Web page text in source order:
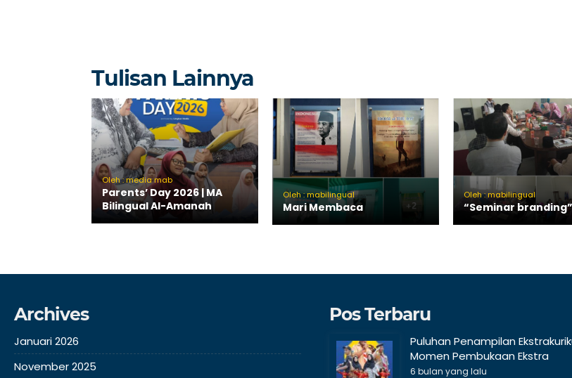
Tulisan Lainnya
Oleh : media mab
Parents’ Day 2026 | MA
Bilingual Al-Amanah
Oleh : mabilingual
Mari Membaca
Oleh : mabilingual
“Seminar branding”
Archives
Januari 2026
November 2025
Pos Terbaru
Puluhan Penampilan
Momen Pembukaan Ekstra
6 bulan yang lalu